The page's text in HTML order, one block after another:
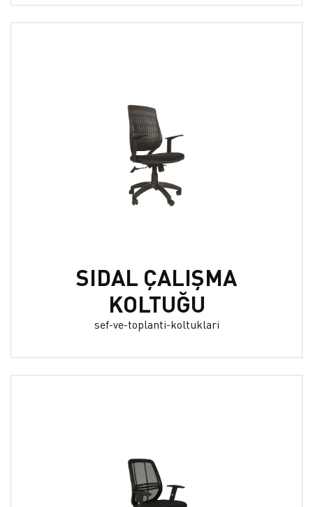
SIDAL ÇALIŞMA
KOLTUĞU
sef-ve-toplanti-koltuklari